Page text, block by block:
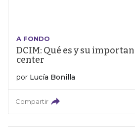
A FONDO
DCIM: Qué es y su
center
por Lucía Bonilla
Compartir